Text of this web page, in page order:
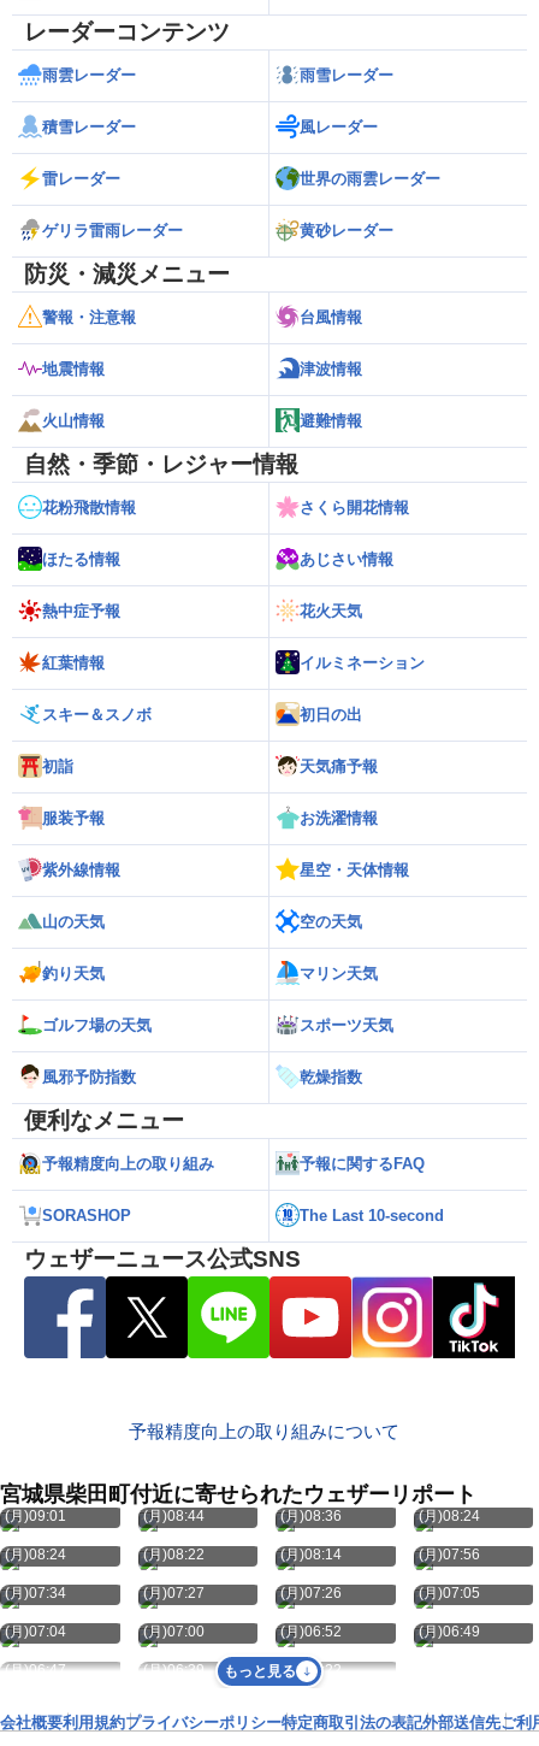
レーダーコンテンツ
雨雲レーダー 雨雪レーダー
積雪レーダー 風レーダー
雷レーダー 世界の雨雲レーダー
ゲリラ雷雨レーダー 黄砂レーダー
防災・減災メニュー
警報・注意報 台風情報
地震情報 津波情報
火山情報 避難情報
自然・季節・レジャー情報
花粉飛散情報 さくら開花情報
ほたる情報 あじさい情報
熱中症予報 花火天気
紅葉情報 イルミネーション
スキー＆スノボ 初日の出
初詣 天気痛予報
服装予報 お洗濯情報
紫外線情報 星空・天体情報
山の天気 空の天気
釣り天気 マリン天気
ゴルフ場の天気 スポーツ天気
風邪予防指数 乾燥指数
便利なメニュー
予報精度向上の取り組み 予報に関するFAQ
SORASHOP The Last 10-second
ウェザーニュース公式SNS
予報精度向上の取り組みについて
宮城県柴田町付近に寄せられたウェザーリポート
8月10日
(月)09:01
8月10日
(月)08:44
8月10日
(月)08:36
8月10日
(月)08:24
8月10日
(月)08:24
8月10日
(月)08:22
8月10日
(月)08:14
8月10日
(月)07:56
8月10日
(月)07:34
8月10日
(月)07:27
8月10日
(月)07:26
8月10日
(月)07:05
8月10日
(月)07:04
8月10日
(月)07:00
8月10日
(月)06:52
8月10日
(月)06:49
8月10日
(月)06:47
8月10日
(月)06:39
8月10日
(月)06:22
もっと見る
会社概要利用規約プライバシーポリシー特定商取引法の表記外部送信先ご利